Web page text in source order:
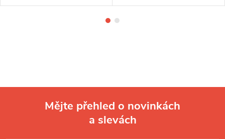
Mějte přehled o novinkách
a slevách